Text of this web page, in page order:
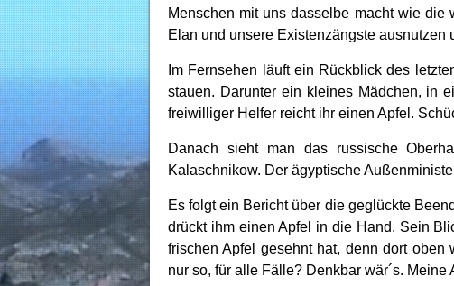
Menschen mit uns dasselbe macht wie die
Elan und unsere Existenzängste
Im Fernsehen läuft ein Rückblick des
stauen. Darunter ein kleines Mädchen, in
freiwilliger Helfer reicht ihr einen Apfel.
Danach sieht man das russische
Kalaschnikow. Der ägyptische
Es folgt ein Bericht über die geglückte
drückt ihm einen Apfel in die Hand. Sein
frischen Apfel gesehnt hat, denn dort
nur so, für alle Fälle? Denkbar wär´s.